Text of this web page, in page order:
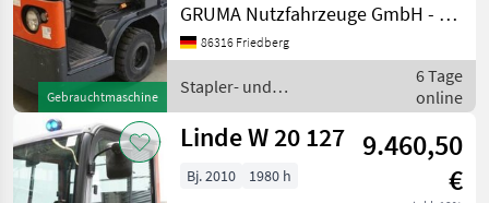
Gebrauchtmaschine
ohne Rollen -
Spannungswandler -
Stahlrahmen + Front-, Dach
- und Heckscheibe - Bau
GRUMA Nutzfahrzeuge GmbH - Staplertechnik
86316 Friedberg
Stapler- und
Lagertechnik / Linde
6 Tage
online
Linde W 20 127 9.460,50
€
Bj. 2010 1980 h